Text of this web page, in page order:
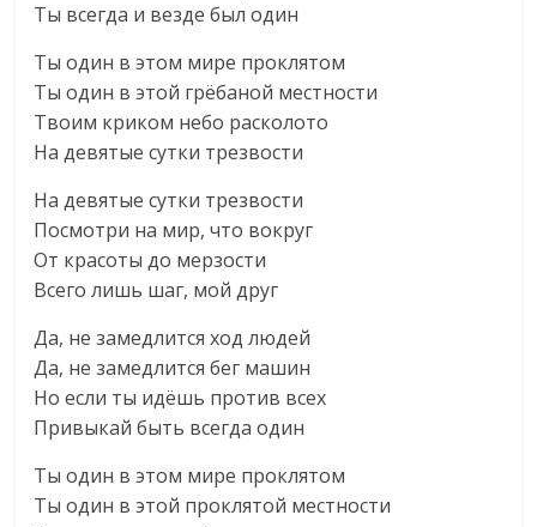
Ты всегда и везде был один
Ты один в этом мире проклятом
Ты один в этой грёбаной местности
Твоим криком небо расколото
На девятые сутки трезвости
На девятые сутки трезвости
Посмотри на мир, что вокруг
От красоты до мерзости
Всего лишь шаг, мой друг
Да, не замедлится ход людей
Да, не замедлится бег машин
Но если ты идёшь против всех
Привыкай быть всегда один
Ты один в этом мире проклятом
Ты один в этой проклятой местности